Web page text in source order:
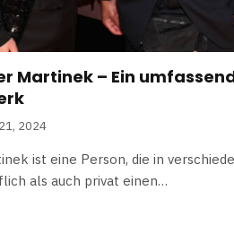
Martinek – Ein
2024
ist eine Person, die in
als auch privat einen…